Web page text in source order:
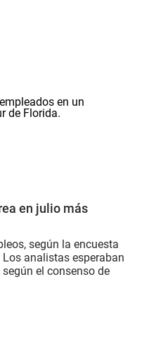
en julio más
según la encuesta
analistas esperaban
el consenso de